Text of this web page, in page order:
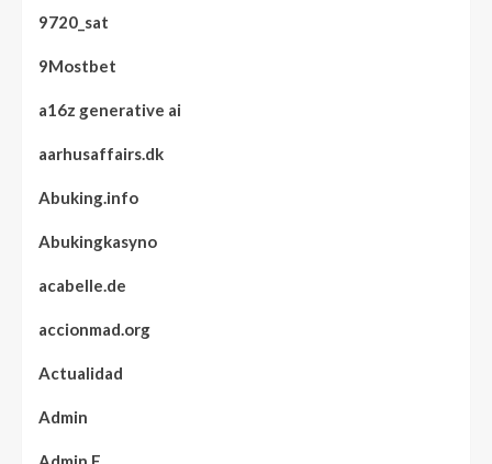
9720_sat
9Mostbet
a16z generative ai
aarhusaffairs.dk
Abuking.info
Abukingkasyno
acabelle.de
accionmad.org
Actualidad
Admin